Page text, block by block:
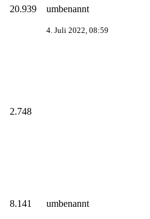
20.939 umbenannt
4. Juli 2022, 08:59
2.748
8.141 umbenannt